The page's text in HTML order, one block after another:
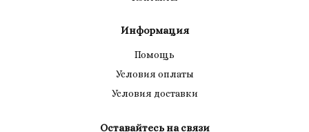
Информация
Помощь
Условия оплаты
Условия доставки
Оставайтесь на связи